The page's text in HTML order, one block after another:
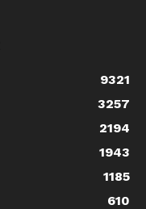
9321
3257
2194
1943
1185
610